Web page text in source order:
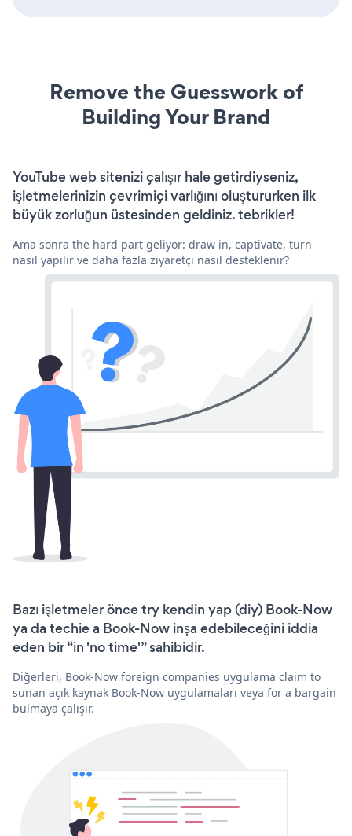
Remove the Guesswork of
Building Your Brand
YouTube web sitenizi çalışır hale getirdiyseniz,
işletmelerinizin çevrimiçi varlığını oluştururken ilk
büyük zorluğun üstesinden geldiniz. tebrikler!
Ama sonra the hard part geliyor: draw in, captivate, turn
nasıl yapılır ve daha fazla ziyaretçi nasıl desteklenir?
Bazı işletmeler önce try kendin yap (diy) Book-Now
ya da techie a Book-Now inşa edebileceğini iddia
eden bir “in 'no time'” sahibidir.
Diğerleri, Book-Now foreign companies uygulama claim to
sunan açık kaynak Book-Now uygulamaları veya for a bargain
bulmaya çalışır.